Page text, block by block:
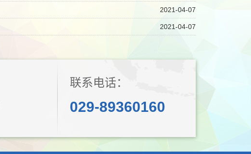
2021-04-07
2021-04-07
联系电话：
029-89360160